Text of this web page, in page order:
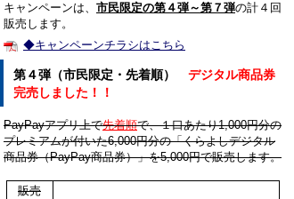
キャンペーンは、 市民限定の第４弾～第７弾の計４回
販売します。
◆キャンペーンチラシはこちら
第４弾（市民限定・先着順） デジタル商品券
完売しました！！
PayPayアプリ上で先着順で、１口あたり1,000円分の
プレミアムが付いた6,000円分の「くらよしデジタル
商品券（PayPay商品券）」を5,000円で販売します。
販売